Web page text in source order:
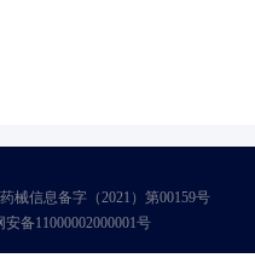
械信息备字（2021）第00159号
安备11000002000001号